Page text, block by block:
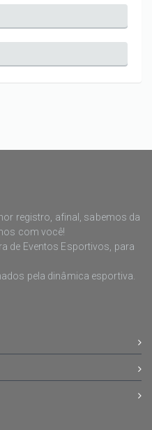
registro, afinal, sabemos da
com você!
de Eventos Esportivos, para
pela dinâmica esportiva.